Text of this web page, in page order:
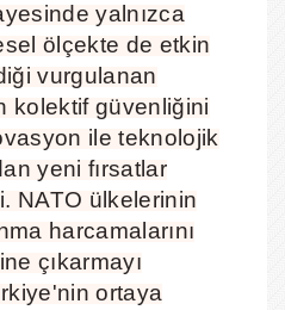
yalnızca
ölçekte de etkin
vurgulanan
kolektif güvenliğini
ile teknolojik
yeni fırsatlar
NATO ülkelerinin
harcamalarını
çıkarmayı
ortaya